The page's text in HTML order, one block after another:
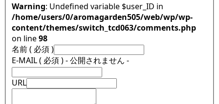
Warning : Undefined variable $user_ID in
/home/users/0/aromagarden505/web/wp/wp-
content/themes/switch_tcd063/comments.php
on line98
名前 ( 必須 )
E-MAIL ( 必須 ) - 公開されません -
URL